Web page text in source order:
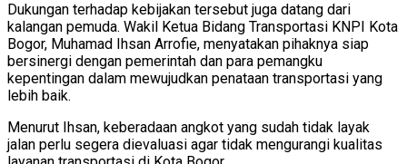
Dukungan terhadap kebijakan tersebut juga datang dari
kalangan pemuda. Wakil Ketua Bidang Transportasi KNPI Kota
Bogor, Muhamad Ihsan Arrofie, menyatakan pihaknya siap
bersinergi dengan pemerintah dan para pemangku
kepentingan dalam mewujudkan penataan transportasi yang
lebih baik.
Menurut Ihsan, keberadaan angkot yang sudah tidak layak
jalan perlu segera dievaluasi agar tidak mengurangi kualitas